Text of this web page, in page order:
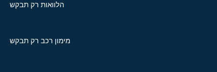
הלוואות רק תבקש
מימון רכב רק תבקש